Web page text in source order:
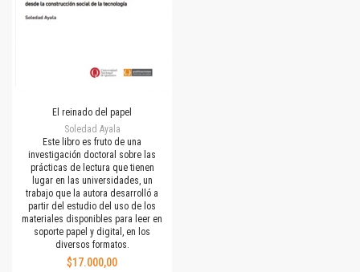
El reinado del papel
Soledad Ayala
Este libro es fruto de una
investigación doctoral sobre las
prácticas de lectura que tienen
lugar en las universidades, un
trabajo que la autora desarrolló a
partir del estudio del uso de los
materiales disponibles para leer en
soporte papel y digital, en los
diversos formatos.
$17.000,00